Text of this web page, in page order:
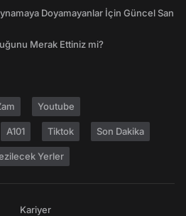
Doyamayanlar İçin Güncel San
Merak Ettiniz mi?
Youtube
A101 Tiktok Son Dakika
Yerler
Kariyer